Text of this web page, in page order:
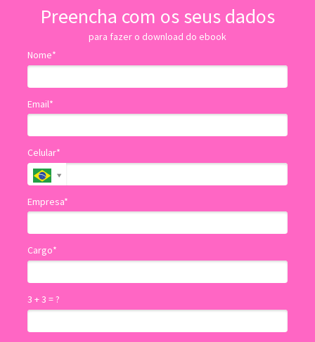
Preencha com os seus dados
para fazer o download do ebook
Nome*
Email*
Celular*
Empresa*
Cargo*
3 + 3 = ?